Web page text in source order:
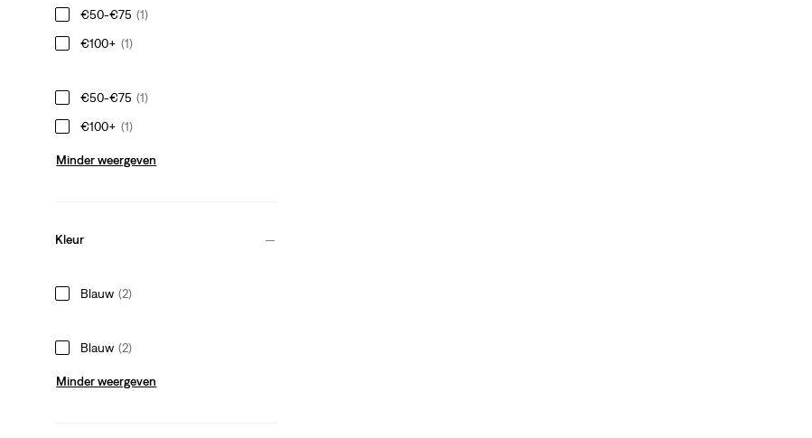
€50-€75 (1)
€100+ (1)
€50-€75 (1)
€100+ (1)
Minder weergeven
Kleur
Blauw (2)
Blauw (2)
Minder weergeven